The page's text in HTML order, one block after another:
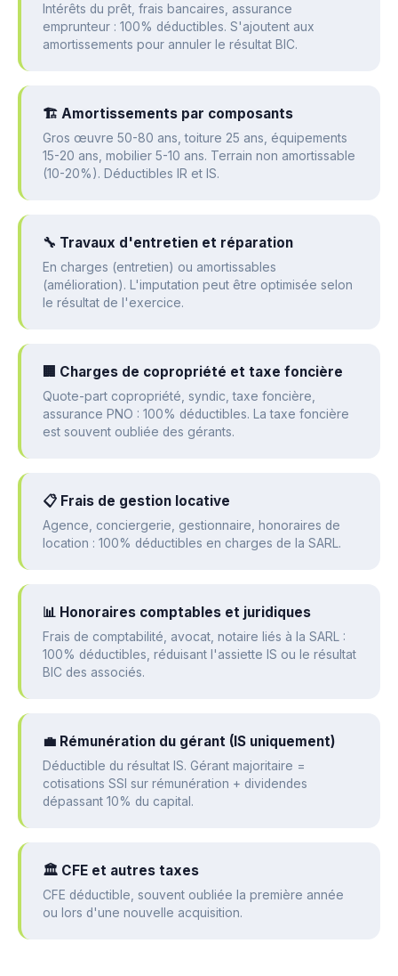
Intérêts du prêt, frais bancaires, assurance
emprunteur : 100% déductibles. S'ajoutent aux
amortissements pour annuler le résultat BIC.
🏗️ Amortissements par composants
Gros œuvre 50-80 ans, toiture 25 ans, équipements
15-20 ans, mobilier 5-10 ans. Terrain non amortissable
(10-20%). Déductibles IR et IS.
🔧 Travaux d'entretien et réparation
En charges (entretien) ou amortissables
(amélioration). L'imputation peut être optimisée selon
le résultat de l'exercice.
🏢 Charges de copropriété et taxe foncière
Quote-part copropriété, syndic, taxe foncière,
assurance PNO : 100% déductibles. La taxe foncière
est souvent oubliée des gérants.
📋 Frais de gestion locative
Agence, conciergerie, gestionnaire, honoraires de
location : 100% déductibles en charges de la SARL.
📊 Honoraires comptables et juridiques
Frais de comptabilité, avocat, notaire liés à la SARL :
100% déductibles, réduisant l'assiette IS ou le résultat
BIC des associés.
💼 Rémunération du gérant (IS uniquement)
Déductible du résultat IS. Gérant majoritaire =
cotisations SSI sur rémunération + dividendes
dépassant 10% du capital.
🏛️ CFE et autres taxes
CFE déductible, souvent oubliée la première année
ou lors d'une nouvelle acquisition.